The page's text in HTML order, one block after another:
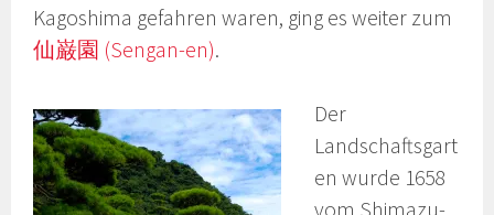
Kagoshima gefahren waren, ging es weiter zum
仙巌園 (Sengan-en).
Der
Landschaftsgart
en wurde 1658